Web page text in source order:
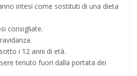
intesi come sostituti di una dieta
consigliate.
i 12 anni di età.
tenuto fuori dalla portata dei